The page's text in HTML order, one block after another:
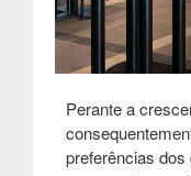
Perante a
preferências